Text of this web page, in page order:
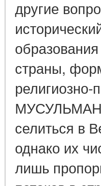
другие
страны,
селиться в
однако их
лишь